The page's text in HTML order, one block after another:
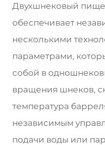
Двухшнековый
обеспечивает
несколькими
параметрами,
собой в
вращения шнеков,
температура
независимым
подачи воды или